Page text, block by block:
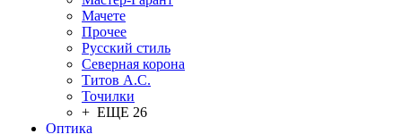
Мачете
Прочее
Русский стиль
Северная корона
Титов А.С.
Точилки
+ ЕЩЕ 26
Оптика